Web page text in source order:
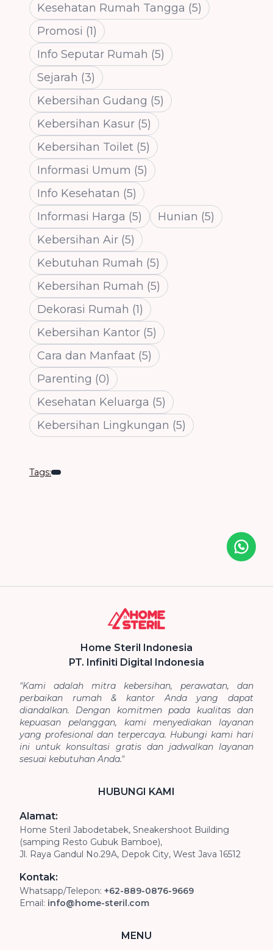
Kesehatan Rumah Tangga (5)
Promosi (1)
Info Seputar Rumah (5)
Sejarah (3)
Kebersihan Gudang (5)
Kebersihan Kasur (5)
Kebersihan Toilet (5)
Informasi Umum (5)
Info Kesehatan (5)
Informasi Harga (5) Hunian (5)
Kebersihan Air (5)
Kebutuhan Rumah (5)
Kebersihan Rumah (5)
Dekorasi Rumah (1)
Kebersihan Kantor (5)
Cara dan Manfaat (5)
Parenting (0)
Kesehatan Keluarga (5)
Kebersihan Lingkungan (5)
Tags:
Icon
Home Steril Indonesia
PT. Infiniti Digital Indonesia
"Kami adalah mitra kebersihan, perawatan, dan
perbaikan rumah & kantor Anda yang dapat
diandalkan. Dengan komitmen pada kualitas dan
kepuasan pelanggan, kami menyediakan layanan
yang profesional dan terpercaya. Hubungi kami hari
ini untuk konsultasi gratis dan jadwalkan layanan
sesuai kebutuhan Anda."
HUBUNGI KAMI
Alamat:
Home Steril Jabodetabek, Sneakershoot Building
(samping Resto Gubuk Bamboe),
Jl. Raya Gandul No.29A, Depok City, West Java 16512
Kontak:
Whatsapp/Telepon: +62-889-0876-9669
Email: info@home-steril.com
MENU